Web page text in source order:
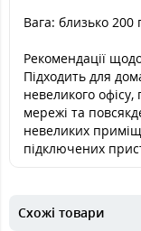
Вага: близько 200
Рекомендації
Підходить для
невеликого офісу,
мережі та
невеликих
підключених
Схожі товари